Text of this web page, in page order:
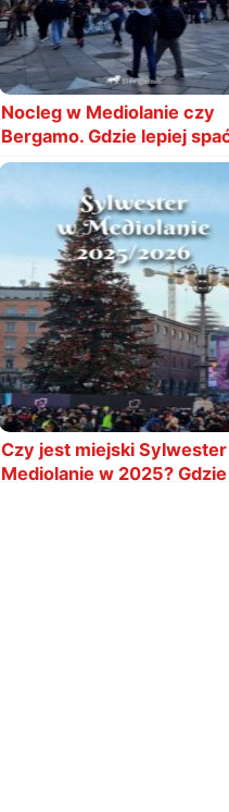
Nocleg w Mediolanie czy
Bergamo. Gdzie lepiej
Czy jest miejski
Mediolanie w 2025? Gdzie